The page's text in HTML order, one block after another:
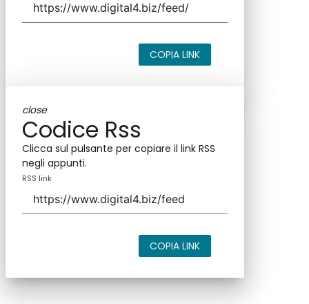
COPIA LINK
close
Codice Rss
Clicca sul pulsante per copiare il link RSS
negli appunti.
RSS link
COPIA LINK